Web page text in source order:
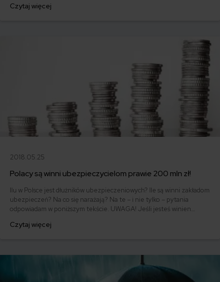
szczegółem jest ubezpieczenie. Z nieodpowiednim ubezpieczeniem
Czytaj więcej
2018.05.25
Polacy są winni ubezpieczycielom prawie 200 mln zł!
Ilu w Polsce jest dłużników ubezpieczeniowych? Ile są winni zakładom
ubezpieczeń? Na co się narażają? Na te – i nie tylko – pytania
odpowiadam w poniższym tekście. UWAGA! Jeśli jesteś winien
możesz trafić do rejestru dłużników!
Czytaj więcej